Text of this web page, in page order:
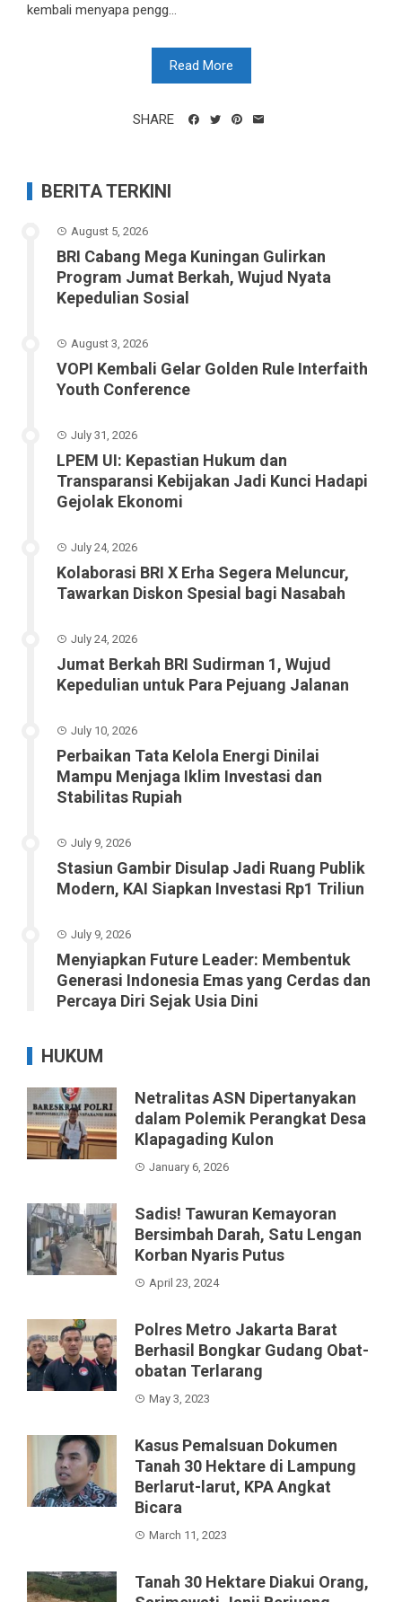
kembali menyapa pengg...
Read More
SHARE
BERITA TERKINI
August 5, 2026
BRI Cabang Mega Kuningan Gulirkan
Program Jumat Berkah, Wujud Nyata
Kepedulian Sosial
August 3, 2026
VOPI Kembali Gelar Golden Rule Interfaith
Youth Conference
July 31, 2026
LPEM UI: Kepastian Hukum dan
Transparansi Kebijakan Jadi Kunci Hadapi
Gejolak Ekonomi
July 24, 2026
Kolaborasi BRI X Erha Segera Meluncur,
Tawarkan Diskon Spesial bagi Nasabah
July 24, 2026
Jumat Berkah BRI Sudirman 1, Wujud
Kepedulian untuk Para Pejuang Jalanan
July 10, 2026
Perbaikan Tata Kelola Energi Dinilai
Mampu Menjaga Iklim Investasi dan
Stabilitas Rupiah
July 9, 2026
Stasiun Gambir Disulap Jadi Ruang Publik
Modern, KAI Siapkan Investasi Rp1 Triliun
July 9, 2026
Menyiapkan Future Leader: Membentuk
Generasi Indonesia Emas yang Cerdas dan
Percaya Diri Sejak Usia Dini
HUKUM
Netralitas ASN Dipertanyakan
dalam Polemik Perangkat Desa
Klapagading Kulon
January 6, 2026
Sadis! Tawuran Kemayoran
Bersimbah Darah, Satu Lengan
Korban Nyaris Putus
April 23, 2024
Polres Metro Jakarta Barat
Berhasil Bongkar Gudang Obat-
obatan Terlarang
May 3, 2023
Kasus Pemalsuan Dokumen
Tanah 30 Hektare di Lampung
Berlarut-larut, KPA Angkat
Bicara
March 11, 2023
Tanah 30 Hektare Diakui Orang,